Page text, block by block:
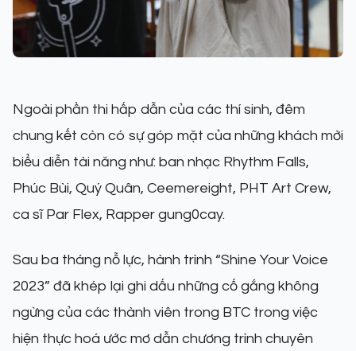
Ngoài phần thi hấp dẫn của các thí sinh, đêm
chung kết còn có sự góp mặt của những khách mời
biểu diễn tài năng như: ban nhạc Rhythm Falls,
Phúc Bùi, Quý Quân, Ceemereight, PHT Art Crew,
ca sĩ Par Flex, Rapper gung0cay.
Sau ba tháng nỗ lực, hành trình “Shine Your Voice
2023” đã khép lại ghi dấu những cố gắng không
ngừng của các thành viên trong BTC trong việc
hiện thực hoá ước mơ dẫn chương trình chuyên